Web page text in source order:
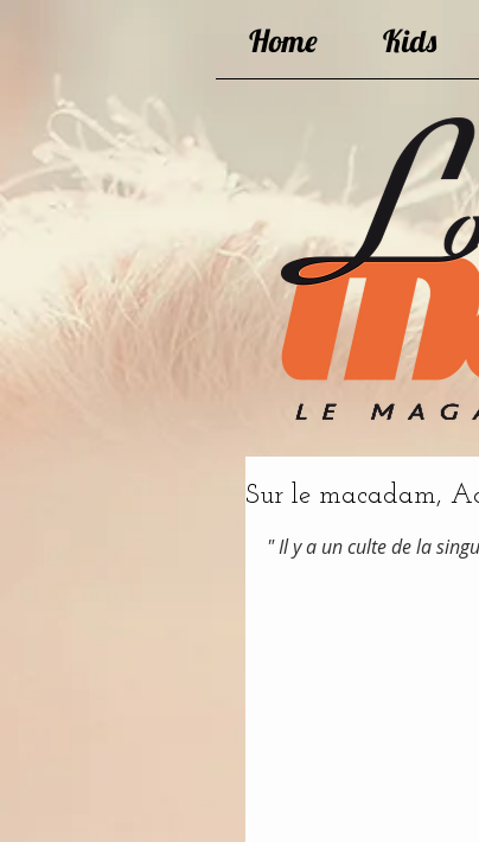
Home Kids
Sur le macadam,
" Il y a un culte de la